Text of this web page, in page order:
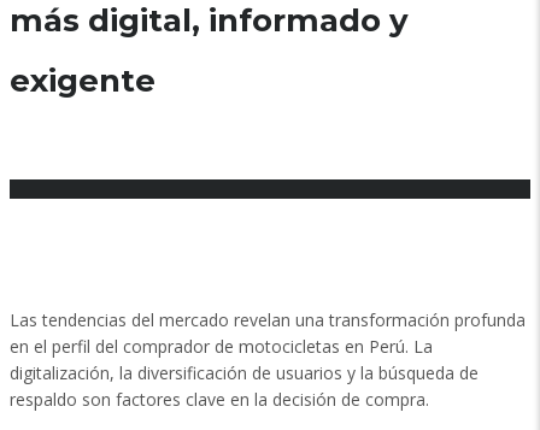
más digital, informado y
exigente
Las tendencias del mercado revelan una transformación profunda
en el perfil del comprador de motocicletas en Perú. La
digitalización, la diversificación de usuarios y la búsqueda de
respaldo son factores clave en la decisión de compra.